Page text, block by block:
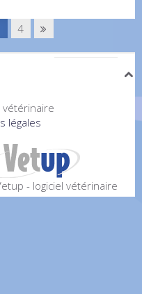
4
légales
- logiciel vétérinaire